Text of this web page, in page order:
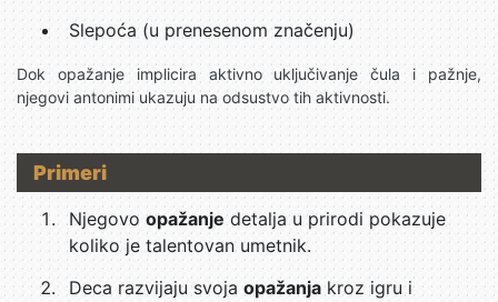
Slepoća (u prenesenom značenju)
Dok opažanje implicira aktivno uključivanje čula i pažnje,
njegovi antonimi ukazuju na odsustvo tih aktivnosti.
Primeri
Njegovo opažanjedetalja u prirodi pokazuje
koliko je talentovan umetnik.
Deca razvijaju svoja opažanjakroz igru i